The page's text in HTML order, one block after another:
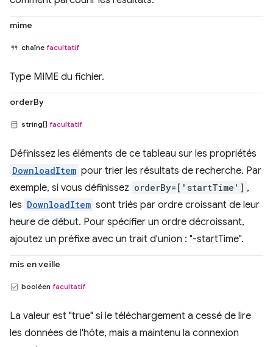
mime
chaîne facultatif
Type MIME du fichier.
orderBy
string[] facultatif
Définissez les éléments de ce tableau sur les propriétés
DownloadItem pour trier les résultats de recherche. Par
exemple, si vous définissez orderBy=['startTime'] ,
les DownloadItem sont triés par ordre croissant de leur
heure de début. Pour spécifier un ordre décroissant,
ajoutez un préfixe avec un trait d'union : "-startTime".
mis en veille
booléen facultatif
La valeur est "true" si le téléchargement a cessé de lire
les données de l'hôte, mais a maintenu la connexion